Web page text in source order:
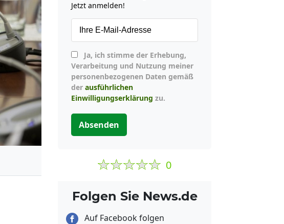
Jetzt anmelden!
Verarbeitung und Nutzung meiner
personenbezogenen Daten gemäß
der ausführlichen
Einwilligungserklärung zu.
Absenden
0
Folgen Sie News.de
Auf Facebook folgen